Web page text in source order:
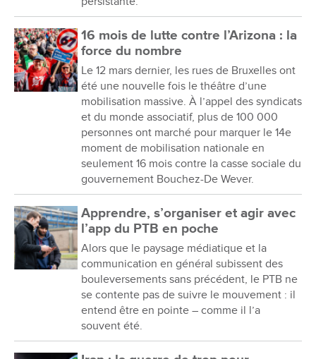
16 mois de lutte contre l’Arizona : la
force du nombre
Le 12 mars dernier, les rues de Bruxelles ont
été une nouvelle fois le théâtre d’une
mobilisation massive. À l’appel des syndicats
et du monde associatif, plus de 100 000
personnes ont marché pour marquer le 14e
moment de mobilisation nationale en
seulement 16 mois contre la casse sociale du
gouvernement Bouchez-De Wever.
Apprendre, s’organiser et agir avec
l’app du PTB en poche
Alors que le paysage médiatique et la
communication en général subissent des
bouleversements sans précédent, le PTB ne
se contente pas de suivre le mouvement : il
entend être en pointe – comme il l’a
souvent été.